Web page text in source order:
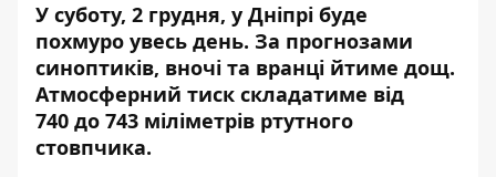
У суботу, 2 грудня, у Дніпрі буде
похмуро увесь день. За прогнозами
синоптиків, вночі та вранці йтиме дощ.
Атмосферний тиск складатиме від
740 до 743 міліметрів ртутного
стовпчика.